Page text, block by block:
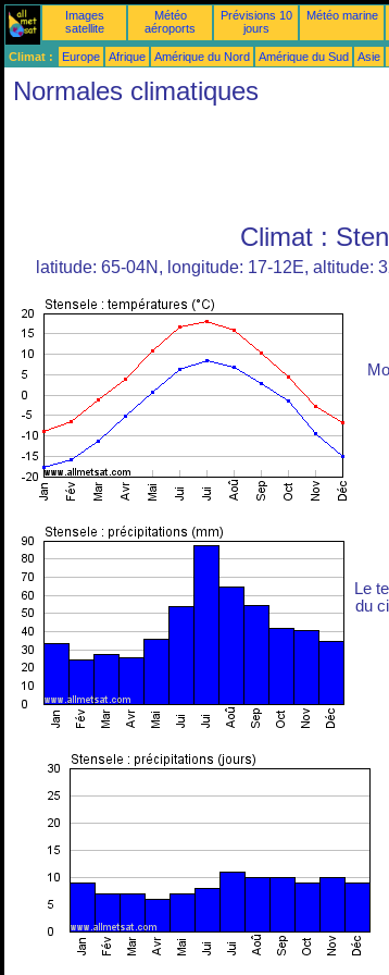
Images
satellite
Météo
aéroports
Prévisions 10
jours
Météo marine
Climat : Europe Afrique Amérique du Nord Amérique du Sud Asie
Normales climatiques
Climat :
latitude: 65-04N, longitude: 17-12E, altitude:
Le
du